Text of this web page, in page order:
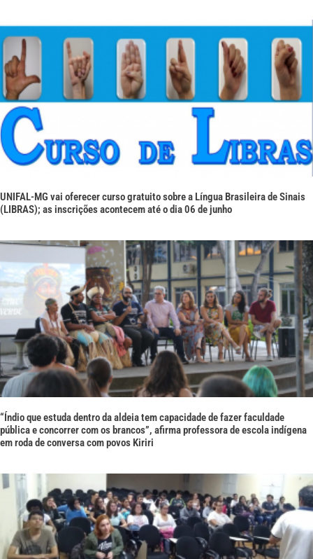
UNIFAL-MG vai oferecer curso gratuito sobre a Língua Brasileira de Sinais
(LIBRAS); as inscrições acontecem até o dia 06 de junho
“Índio que estuda dentro da aldeia tem capacidade de fazer faculdade
pública e concorrer com os brancos”, afirma professora de escola indígena
em roda de conversa com povos Kiriri